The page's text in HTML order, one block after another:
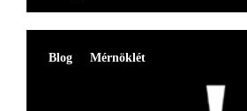
Blog Mérnöklét